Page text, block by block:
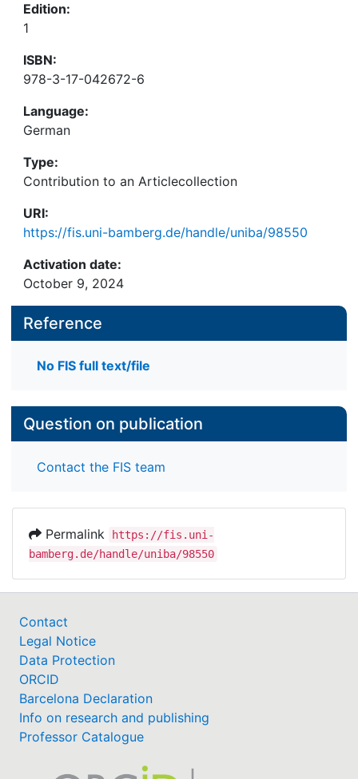
Edition:
1
ISBN:
978-3-17-042672-6
Language:
German
Type:
Contribution to an Articlecollection
URI:
https://fis.uni-bamberg.de/handle/uniba/98550
Activation date:
October 9, 2024
Reference
No FIS full text/file
Question on publication
Contact the FIS team
Permalink
https://fis.uni-
bamberg.de/handle/uniba/98550
Contact
Legal Notice
Data Protection
ORCID
Barcelona Declaration
Info on research and publishing
Professor Catalogue